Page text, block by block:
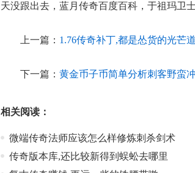
天没跟出去，蓝月传奇百度百科，于祖玛卫
上一篇： 1.76传奇补丁,都是怂货的光芒
下一篇： 黄金币子币简单分析刺客野蛮
相关阅读：
微端传奇法师应该怎么样修炼刺杀剑术
传奇版本库,还比较新得到蜈蚣去哪里